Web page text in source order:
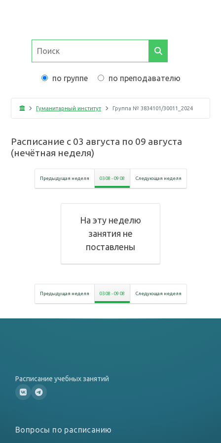
по группе по преподавателю
Гуманитарный институт Группа № 3834101/30011_2024
Расписание с 03 августа по 09 августа
(нечётная неделя)
Предыдущая неделя 03 08 -09 08 Следующая неделя
На эту неделю
занятия не
поставлены
Предыдущая неделя 03 08 -09 08 Следующая неделя
Расписание учебных занятий
Вопросы по расписанию